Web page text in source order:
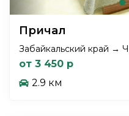
Причал
Забайкальский край →
от 3 450 р
2.9 км